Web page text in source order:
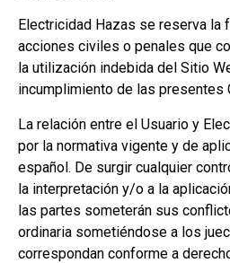
Electricidad Hazas se reserva la
acciones civiles o penales que
la utilización indebida del Sitio
incumplimiento de las presentes
La relación entre el Usuario y
por la normativa vigente y de
español. De surgir cualquier
la interpretación y/o a la
las partes someterán sus
ordinaria sometiéndose a los
correspondan conforme a